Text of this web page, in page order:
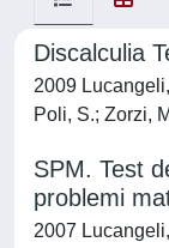
Discalculia
2009
Poli, S.; Zorzi,
SPM. Test
problemi
2007